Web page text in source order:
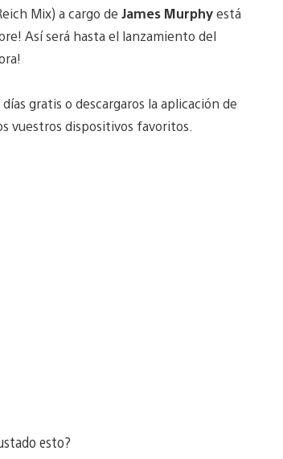
Mix) a cargo de James Murphyestá
Así será hasta el lanzamiento del
gratis o descargaros la aplicación de
vuestros dispositivos favoritos.
esto?